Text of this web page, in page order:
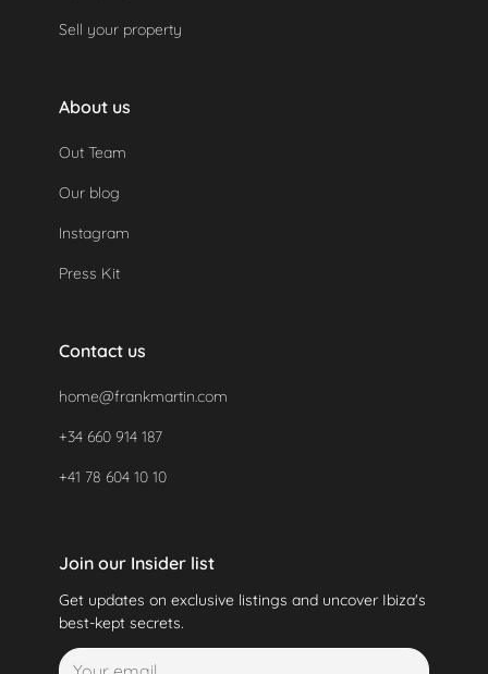
Sell your property
About us
Out Team
Our blog
Instagram
Press Kit
Contact us
home@frankmartin.com
+34 660 914 187
+41 78 604 10 10
Join our Insider list
Get updates on exclusive listings and uncover Ibiza's
best-kept secrets.